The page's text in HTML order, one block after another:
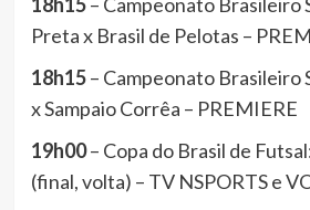
Preta x Brasil de Pelotas –
18h15– Campeonato Brasileiro
x Sampaio Corrêa – PREMIERE
19h00– Copa do Brasil de
(final, volta) – TV NSPORTS e